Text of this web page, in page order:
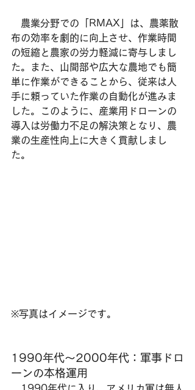
農業分野での「RMAX」は、農薬散
布の効率を劇的に向上させ、作業時間
の短縮と農家の労力軽減に寄与しまし
た。また、山間部や広大な農地でも簡
単に作業ができることから、従来は人
手に頼っていた作業の自動化が進みま
した。このように、産業用ドローンの
導入は労働力不足の解決策となり、農
業の生産性向上に大きく貢献しまし
た。
※写真はイメージです。
1990年代〜2000年代：軍事ドロ
ーンの本格運用